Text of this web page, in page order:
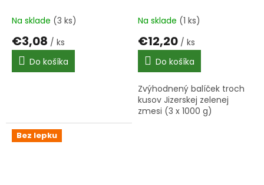
Na sklade (3 ks)
€3,08 / ks
Do košíka
bezlepková univerzálna
Na sklade (1 ks)
€12,20 / ks
Do košíka
Zvýhodnený balíček troch
kusov Jizerskej zelenej
zmesi (3 x 1000 g)
Bez lepku